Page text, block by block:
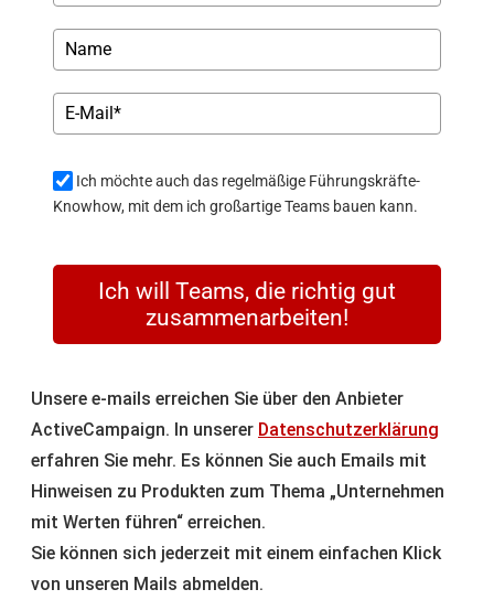
Ich möchte auch das regelmäßige Führungskräfte-
Knowhow, mit dem ich großartige Teams bauen kann.
Ich will Teams, die richtig gut
zusammenarbeiten!
Unsere e-mails erreichen Sie über den Anbieter
ActiveCampaign. In unserer Datenschutzerklärung
erfahren Sie mehr. Es können Sie auch Emails mit
Hinweisen zu Produkten zum Thema „Unternehmen
mit Werten führen“ erreichen.
Sie können sich jederzeit mit einem einfachen Klick
von unseren Mails abmelden.